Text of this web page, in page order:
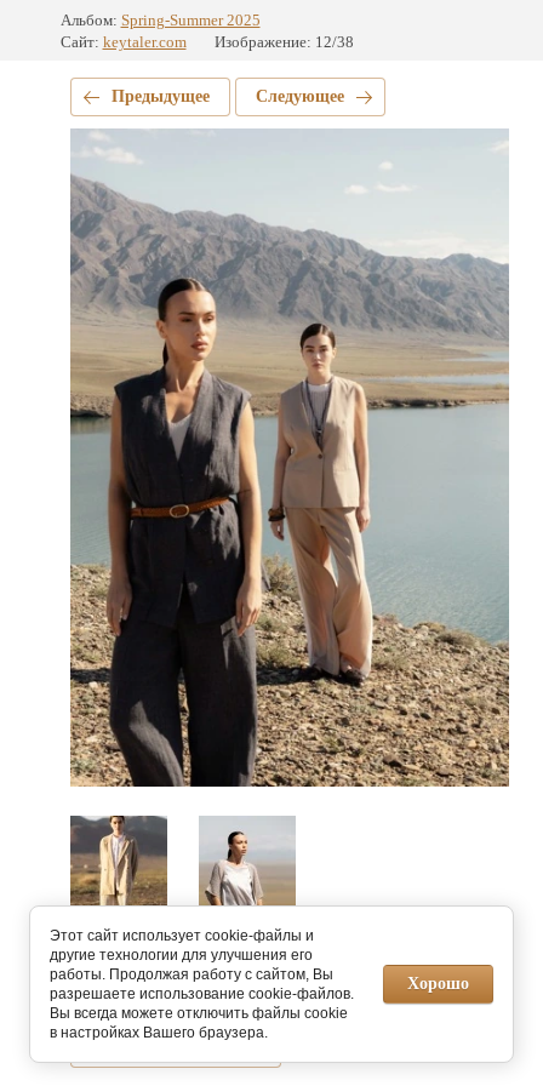
Альбом: Spring-Summer 2025
Сайт: keytaler.com Изображение: 12/38
Предыдущее Следующее
Предыдущее Следующее
Этот сайт использует cookie-файлы и
другие технологии для улучшения его
работы. Продолжая работу с сайтом, Вы
разрешаете использование cookie-файлов.
Вы всегда можете отключить файлы cookie
в настройках Вашего браузера.
Хорошо